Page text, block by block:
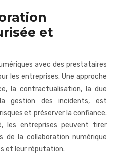
et
avec des prestataires
les entreprises. Une approche
la contractualisation, la due
gestion des incidents, est
et préserver la confiance.
les entreprises peuvent tirer
de la collaboration numérique
et leur réputation.